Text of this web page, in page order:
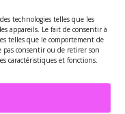
technologies telles que les
appareils. Le fait de consentir à
telles que le comportement de
consentir ou de retirer son
caractéristiques et fonctions.